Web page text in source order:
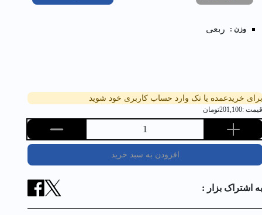
وزن : ربعی
برای خریدعمده یا تک وارد حساب کاربری خود شوید
قیمت :201,100تومان
1
افزودن به سبد خرید
به اشتراک بزار :